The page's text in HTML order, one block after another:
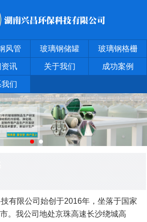
风管 玻璃钢储罐 玻璃钢格栅
资讯 关于我们 成功案例
们
限公司始创于2016年，坐落于国家
。我公司地处京珠高速长沙绕城高